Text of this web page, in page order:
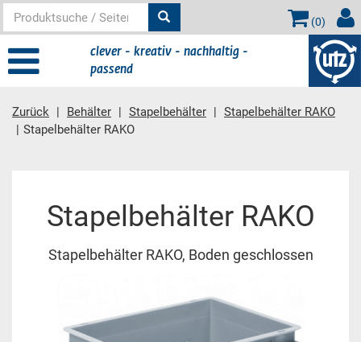
(0)
clever - kreativ - nachhaltig -
passend
Zurück Behälter Stapelbehälter
Stapelbehälter RAKO
Stapelbehälter RAKO
Stapelbehälter RAKO
Stapelbehälter RAKO, Boden geschlossen